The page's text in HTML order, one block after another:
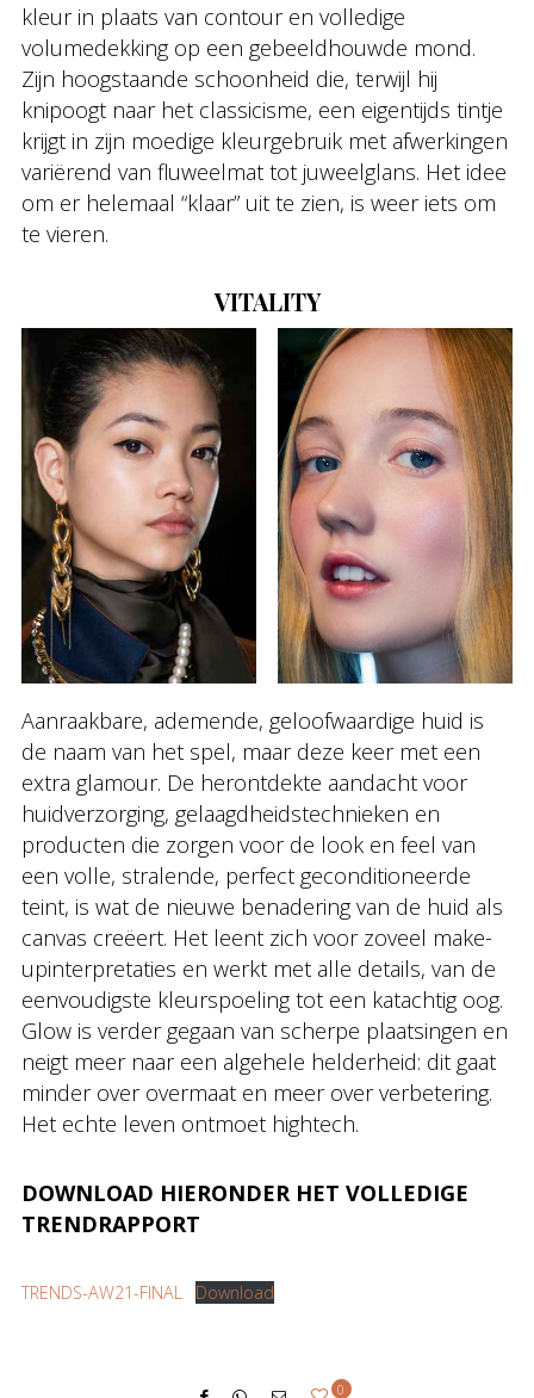
kleur in plaats van contour en volledige
volumedekking op een gebeeldhouwde mond.
Zijn hoogstaande schoonheid die, terwijl hij
knipoogt naar het classicisme, een eigentijds tintje
krijgt in zijn moedige kleurgebruik met afwerkingen
variërend van fluweelmat tot juweelglans. Het idee
om er helemaal “klaar” uit te zien, is weer iets om
te vieren.
VITALITY
Aanraakbare, ademende, geloofwaardige huid is
de naam van het spel, maar deze keer met een
extra glamour. De herontdekte aandacht voor
huidverzorging, gelaagdheidstechnieken en
producten die zorgen voor de look en feel van
een volle, stralende, perfect geconditioneerde
teint, is wat de nieuwe benadering van de huid als
canvas creëert. Het leent zich voor zoveel make-
upinterpretaties en werkt met alle details, van de
eenvoudigste kleurspoeling tot een katachtig oog.
Glow is verder gegaan van scherpe plaatsingen en
neigt meer naar een algehele helderheid: dit gaat
minder over overmaat en meer over verbetering.
Het echte leven ontmoet hightech.
DOWNLOAD HIERONDER HET VOLLEDIGE
TRENDRAPPORT
TRENDS-AW21-FINAL Download
0